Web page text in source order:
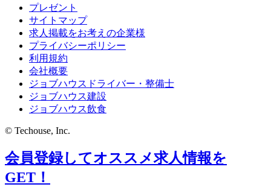
プレゼント
サイトマップ
求人掲載をお考えの企業様
プライバシーポリシー
利用規約
会社概要
ジョブハウスドライバー・整備士
ジョブハウス建設
ジョブハウス飲食
© Techouse, Inc.
会員登録してオススメ求人情報を
GET！